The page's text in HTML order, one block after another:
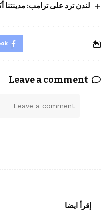
لندن ترد على ترامب: مدينتنا
Leave a comment
إقرأ ايضا